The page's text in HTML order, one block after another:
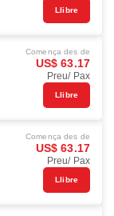
Llibre
Comença des de
US$ 63.17
Preu/ Pax
Llibre
Comença des de
US$ 63.17
Preu/ Pax
Llibre